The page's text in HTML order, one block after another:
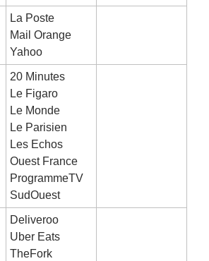
La Poste
Mail Orange
Yahoo
20 Minutes
Le Figaro
Le Monde
Le Parisien
Les Echos
Ouest France
ProgrammeTV
SudOuest
Deliveroo
Uber Eats
TheFork